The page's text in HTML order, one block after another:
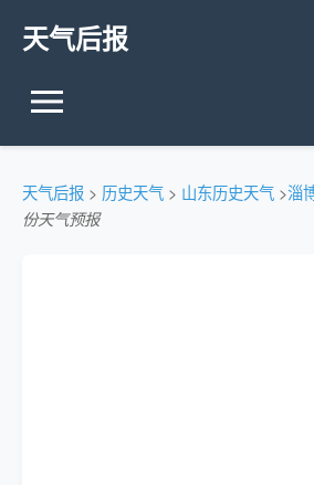
天气后报
天气后报 > 历史天气 > 山东历史天气 >淄
份天气预报